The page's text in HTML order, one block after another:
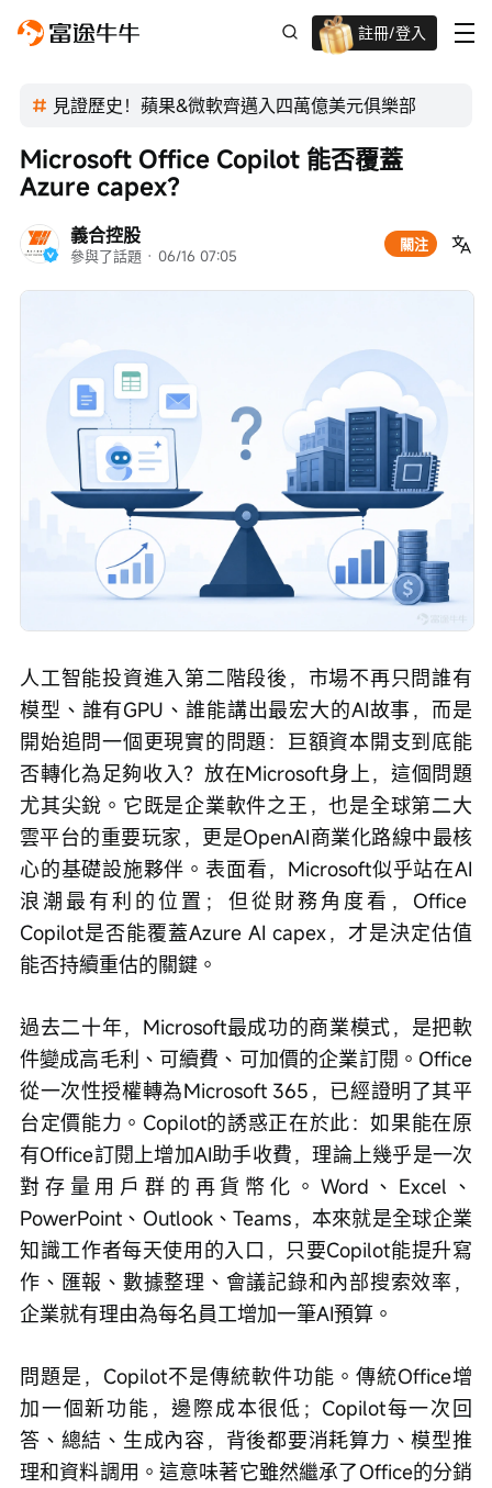
註冊/登入
迎新驚喜賞 股票/BTC等任你揀!
見證歷史！蘋果&微軟齊邁入四萬億美元俱樂部
義合控股
參與了話題 · 06/16 07:05
關注
Microsoft Office Copilot 能否覆蓋
Azure capex？
人工智能投資進入第二階段後，市場不再只問誰有
模型、誰有GPU、誰能講出最宏大的AI故事，而是
開始追問一個更現實的問題：巨額資本開支到底能
否轉化為足夠收入？放在Microsoft身上，這個問題
尤其尖銳。它既是企業軟件之王，也是全球第二大
雲平台的重要玩家，更是OpenAI商業化路線中最核
心的基礎設施夥伴。表面看，Microsoft似乎站在AI
浪潮最有利的位置；但從財務角度看，Office
Copilot是否能覆蓋Azure AI capex，才是決定估值
能否持續重估的關鍵。
過去二十年，Microsoft最成功的商業模式，是把軟
件變成高毛利、可續費、可加價的企業訂閱。Office
從一次性授權轉為Microsoft 365，已經證明了其平
台定價能力。Copilot的誘惑正在於此：如果能在原
有Office訂閱上增加AI助手收費，理論上幾乎是一次
對存量用戶群的再貨幣化。Word、Excel、
PowerPoint、Outlook、Teams，本來就是全球企業
知識工作者每天使用的入口，只要Copilot能提升寫
作、匯報、數據整理、會議記錄和內部搜索效率，
企業就有理由為每名員工增加一筆AI預算。
問題是，Copilot不是傳統軟件功能。傳統Office增
加一個新功能，邊際成本很低；Copilot每一次回
答、總結、生成內容，背後都要消耗算力、模型推
理和資料調用。這意味著它雖然繼承了Office的分銷